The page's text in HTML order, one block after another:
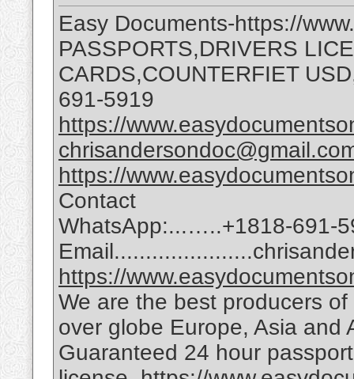
Easy Documents-https://
PASSPORTS,DRIVERS
CARDS,COUNTERFIET
691-5919
https://
https://
Contact
WhatsApp:...…..+1818-691-
https://
We are the best producers
over globe Europe, Asia and
Guaranteed 24 hour